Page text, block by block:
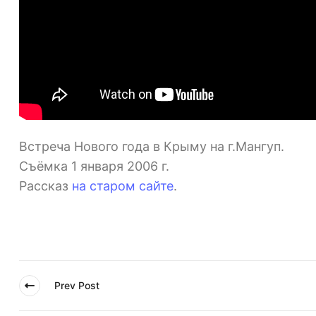
Встреча Нового года в Крыму на г.Мангуп.
Съёмка 1 января 2006 г.
Рассказ на старом сайте.
Prev Post